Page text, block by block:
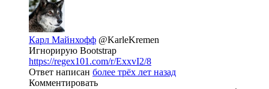
Карл Майнхофф @KarleKremen
Игнорирую Bootstrap
https://regex101.com/r/ExxvI2/8
Ответ написан более трёх лет назад
Комментировать